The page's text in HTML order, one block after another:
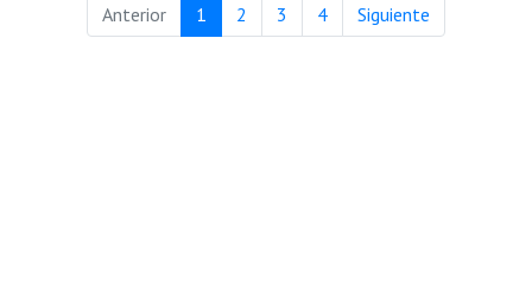
Anterior 1 (current)
2 (current)
3 (current)
4(current)Siguiente